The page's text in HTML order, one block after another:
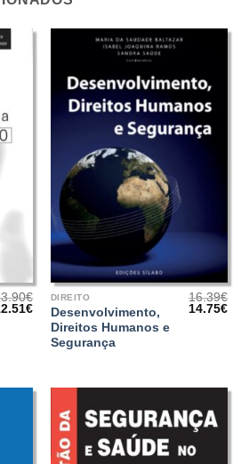
€
€O
preço
atual
12.51€.
DIREITO
Desenvolvimento,
Direitos Humanos e
Segurança
16.39€
O
14.75€O